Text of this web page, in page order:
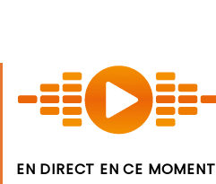
EN DIRECT EN CE MOMENT